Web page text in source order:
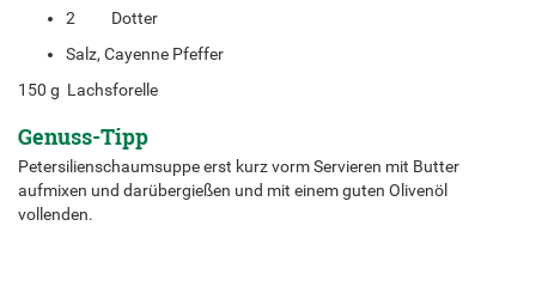
2 Dotter
Salz, Cayenne Pfeffer
150 g Lachsforelle
Genuss-Tipp
Petersilienschaumsuppe erst kurz vorm Servieren mit Butter
aufmixen und darübergießen und mit einem guten Olivenöl
vollenden.